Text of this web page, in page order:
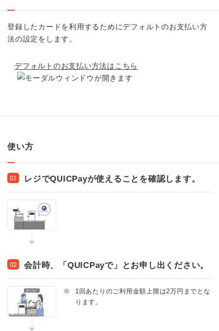
登録したカードを利用するためにデフォルトのお支払い方
法の設定をします。
デフォルトのお支払い方法はこちら
使い方
01 レジでQUICPayが使えることを確認します。
02 会計時、「QUICPayで」とお申し出ください。
※
1回あたりのご利用金額上限は2万円までとな
ります。